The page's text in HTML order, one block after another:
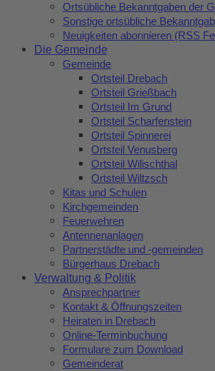
Ortsübliche Bekanntgaben der
Sonstige ortsübliche
Neuigkeiten abonnieren (RSS
Die Gemeinde
Gemeinde
Ortsteil Drebach
Ortsteil Grießbach
Ortsteil Im Grund
Ortsteil Scharfenstein
Ortsteil Spinnerei
Ortsteil Venusberg
Ortsteil Wilischthal
Ortsteil Wiltzsch
Kitas und Schulen
Kirchgemeinden
Feuerwehren
Antennenanlagen
Partnerstädte und -gemeinden
Bürgerhaus Drebach
Verwaltung & Politik
Ansprechpartner
Kontakt & Öffnungszeiten
Heiraten in Drebach
Online-Terminbuchung
Formulare zum Download
Gemeinderat